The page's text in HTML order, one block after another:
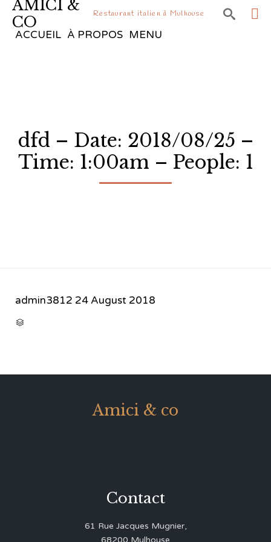
AMICI &
CO
Restaurant italien à Mulhouse 
ACCUEIL À PROPOS MENU
dfd – Date: 2018/08/25 –
Time: 1:00am – People: 1
admin3812 24 August 2018

Amici & co
Contact
61 Rue Jacques Mugnier,